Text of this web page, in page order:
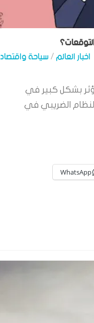
اخبار العالم/سياحة واقتصاد
بشكل كبير في
الضريبي في
WhatsApp